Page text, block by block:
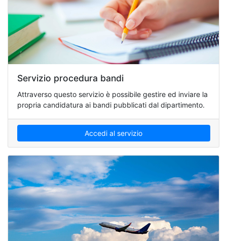
Servizio procedura bandi
Attraverso questo servizio è possibile gestire ed inviare la
propria candidatura ai bandi pubblicati dal dipartimento.
Accedi al servizio